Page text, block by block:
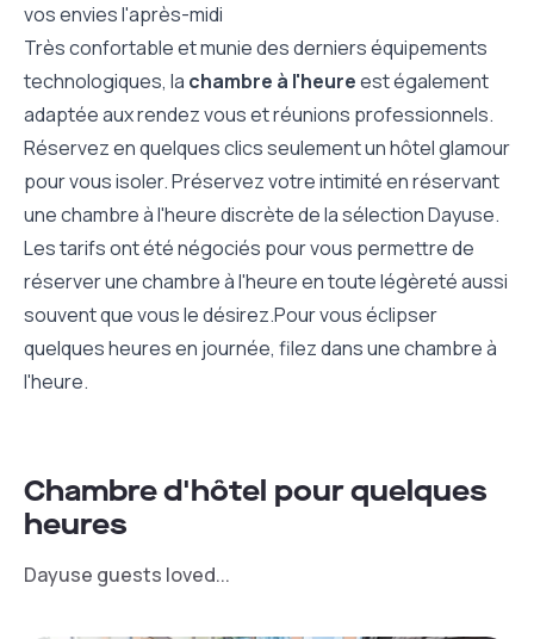
vos envies l'après-midi
Très confortable et munie des derniers équipements
technologiques, la chambre à l'heureest également
adaptée aux rendez vous et réunions professionnels.
Réservez en quelques clics seulement un hôtel glamour
pour vous isoler. Préservez votre intimité en réservant
une chambre à l'heure discrète de la sélection Dayuse.
Les tarifs ont été négociés pour vous permettre de
réserver une chambre à l'heure en toute légèreté aussi
souvent que vous le désirez.Pour vous éclipser
quelques heures en journée, filez dans une chambre à
l'heure.
Chambre d'hôtel pour quelques
heures
Dayuse guests loved...